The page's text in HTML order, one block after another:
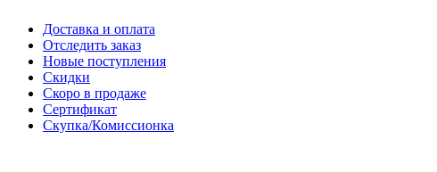
Доставка и оплата
Отследить заказ
Новые поступления
Скидки
Скоро в продаже
Сертификат
Скупка/Комиссионка